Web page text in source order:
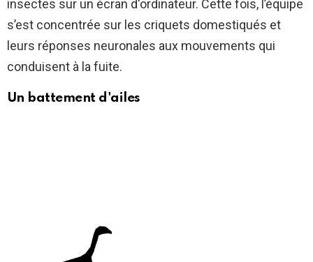
insectes sur un écran d'ordinateur. Cette fois, l’équipe
s’est concentrée sur les criquets domestiqués et
leurs réponses neuronales aux mouvements qui
conduisent à la fuite.
Un battement d'ailes